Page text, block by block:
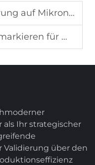
Präzisionstechnologie für nachverfolgbare Lebensretter
der UDI-Konformität und Rückverfolgbarkeit
als Ihr strategischer
über den